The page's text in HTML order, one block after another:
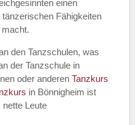
einen
Fähigkeiten
den Tanzschulen, was
der Tanzschule in
oder anderen Tanzkurs
in Bönnigheim ist
nette Leute